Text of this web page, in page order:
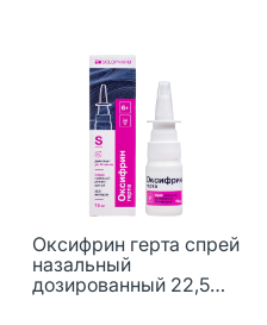
Оксифрин герта спрей
назальный
дозированный 22,5